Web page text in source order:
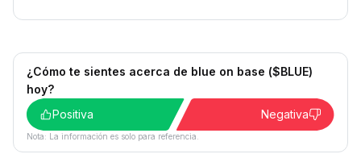
¿Cómo te sientes acerca de blue on base ($BLUE)
hoy?
Positiva
Negativa
Nota: La información es solo para referencia.